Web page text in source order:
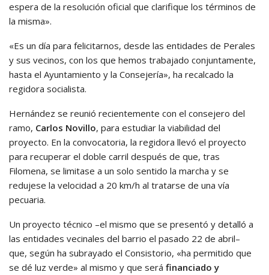
espera de la resolución oficial que clarifique los términos de
la misma».
«Es un día para felicitarnos, desde las entidades de Perales
y sus vecinos, con los que hemos trabajado conjuntamente,
hasta el Ayuntamiento y la Consejería», ha recalcado la
regidora socialista.
Hernández se reunió recientemente con el consejero del
ramo, Carlos Novillo, para estudiar la viabilidad del
proyecto. En la convocatoria, la regidora llevó el proyecto
para recuperar el doble carril después de que, tras
Filomena, se limitase a un solo sentido la marcha y se
redujese la velocidad a 20 km/h al tratarse de una vía
pecuaria.
Un proyecto técnico –el mismo que se presentó y detalló a
las entidades vecinales del barrio el pasado 22 de abril–
que, según ha subrayado el Consistorio, «ha permitido que
se dé luz verde» al mismo y que será financiado y